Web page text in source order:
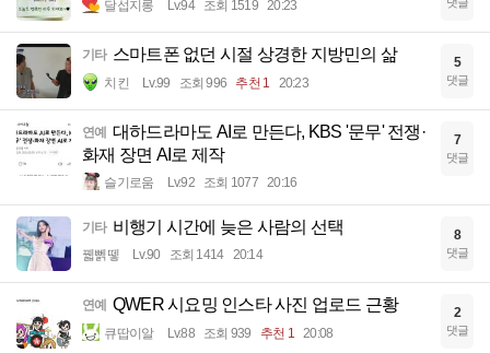
달섭지롱 Lv.94 조회 1519 20:23
기타 스마트폰 없던 시절 상경한 지방민의 삶
치킨 Lv.99 조회 996 추천 1 20:23
5
댓글
연예 대하드라마도 AI로 만든다, KBS '문무' 전쟁·
화재 장면 AI로 제작
슬기로움 Lv.92 조회 1077 20:16
7
댓글
기타 비행기 시간에 늦은 사람의 선택
꿻뻵뗗 Lv.90 조회 1414 20:14
8
댓글
연예 QWER 시요밍 인스타 사진 업로드 근황
큐땁이알 Lv.88 조회 939 추천 1 20:08
2
댓글